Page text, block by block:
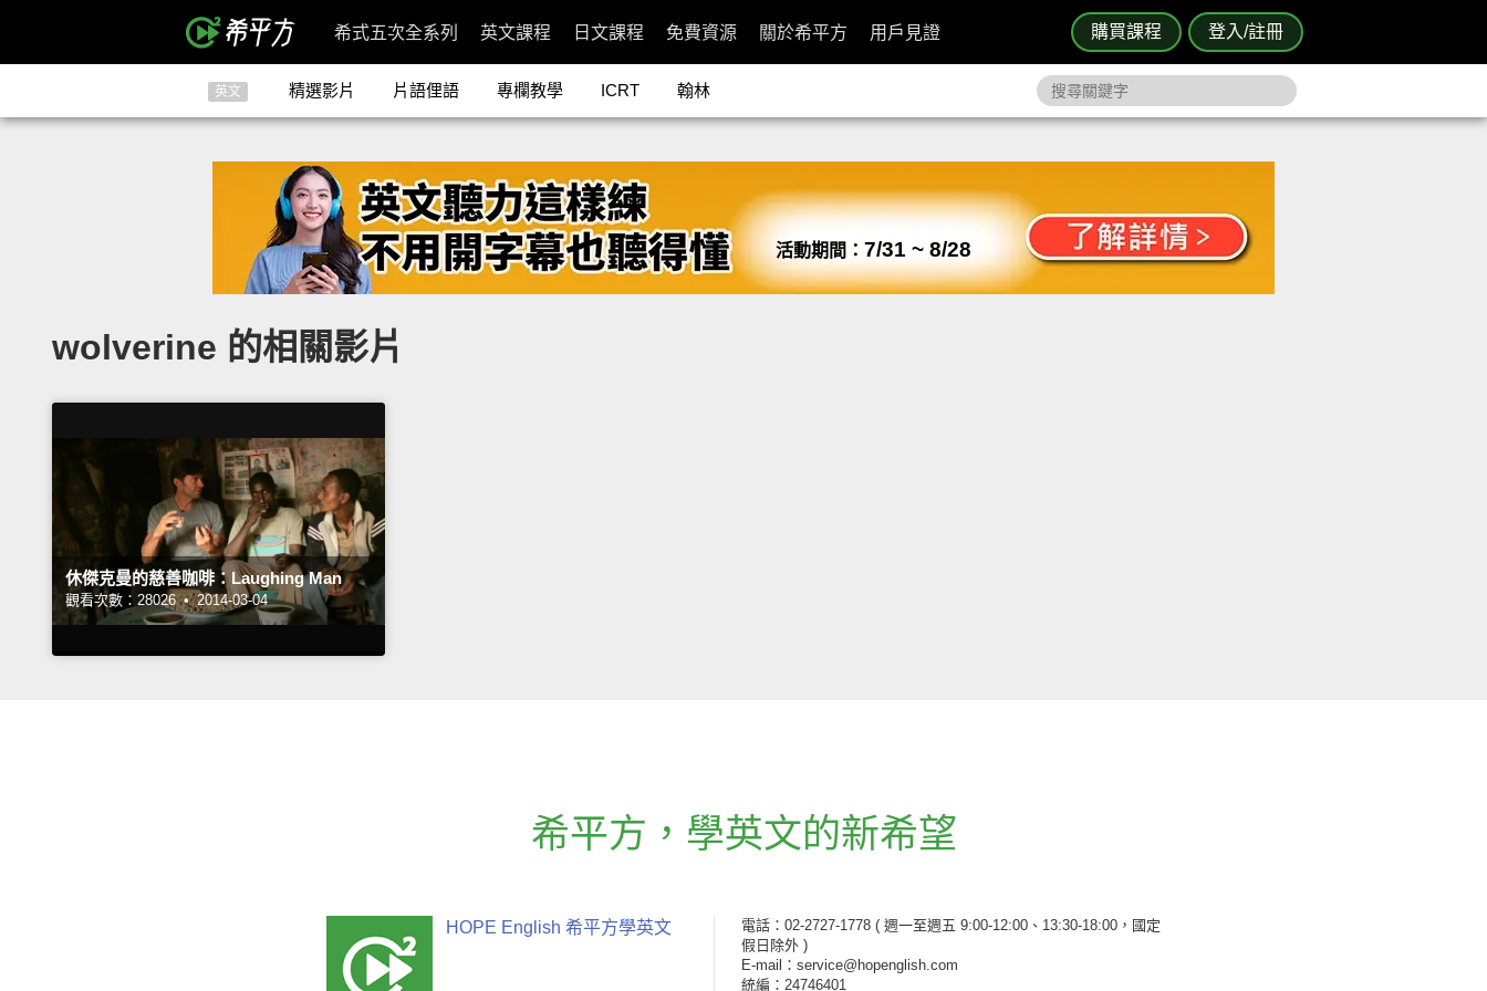
購買課程 登入/註冊
希式五次全系列 英文課程 日文課程 免費資源 關於希平方 用戶見證
英文 精選影片 片語俚語 專欄教學 ICRT 翰林
活動期間： 7/31 ~ 8/28
wolverine 的相關影片
休傑克曼的慈善咖啡：Laughing Man
觀看次數：28026 • 2014-03-04
希平方 ， 學英文的新希望
HOPE English 希平方學英文 電話：02-2727-1778 ( 週一至週五 9:00-12:00、13:30-18:00，國定
假日除外 )
E-mail：service@hopenglish.com
統編：24746401